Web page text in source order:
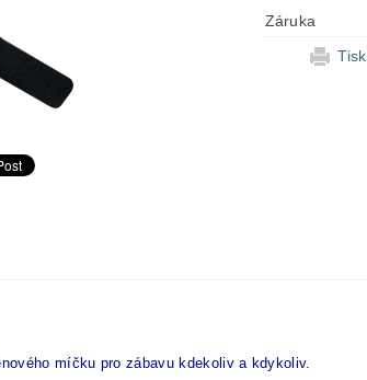
Záruka
Tisk
míčku pro zábavu kdekoliv a kdykoliv.